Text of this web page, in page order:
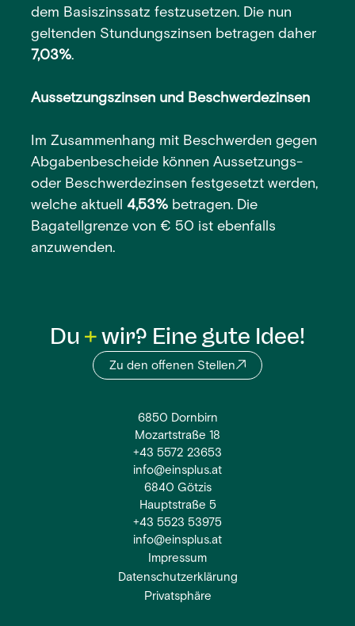
dem Basiszinssatz festzusetzen. Die nun
geltenden Stundungszinsen betragen daher
7,03%.
Aussetzungszinsen und Beschwerdezinsen
Im Zusammenhang mit Beschwerden gegen
Abgabenbescheide können Aussetzungs-
oder Beschwerdezinsen festgesetzt werden,
welche aktuell4,53% betragen. Die
Bagatellgrenze von € 50 ist ebenfalls
anzuwenden.
Du wir? Eine gute Idee!
Zu den offenen Stellen
6850 Dornbirn
Mozartstraße 18
+43 5572 23653
info@einsplus.at
6840 Götzis
Hauptstraße 5
+43 5523 53975
info@einsplus.at
Impressum
Datenschutzerklärung
Privatsphäre